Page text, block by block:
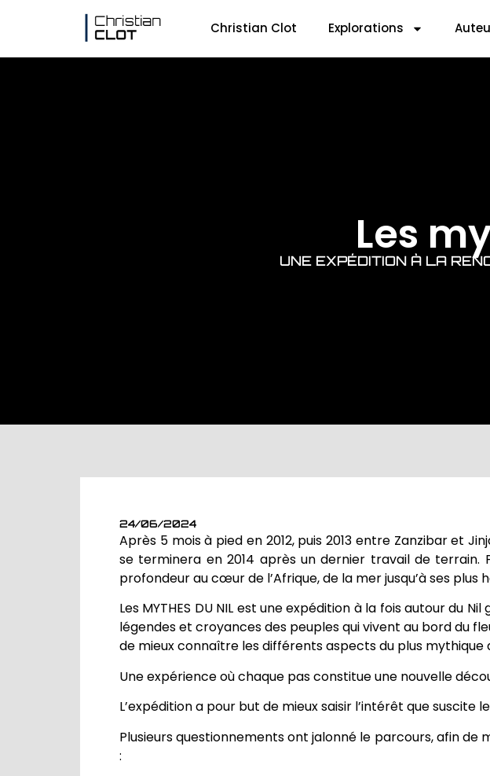
Christian Clot Explorations
Les
UNE EXPÉDITION À LA
24/06/2024
Après 5 mois à pied en 2012, puis 2013 entre Zanzibar et
se terminera en 2014 après un dernier travail de terrain.
profondeur au cœur de l’Afrique, de la mer jusqu’à ses plus
Les MYTHES DU NIL est une expédition à la fois autour du
légendes et croyances des peuples qui vivent au bord du
de mieux connaître les différents aspects du plus mythique
Une expérience où chaque pas constitue une nouvelle
L’expédition a pour but de mieux saisir l’intérêt que suscite
Plusieurs questionnements ont jalonné le parcours, afin
: